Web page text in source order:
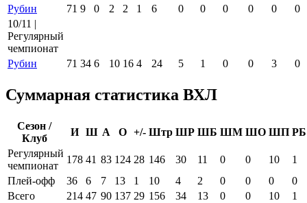
Рубин
71 9 0 2 2 1 6 0 0 0 0 0
0
10/11 |
Регулярный
чемпионат
Рубин
71 34 6 10 16 4 24 5 1 0 0 3 0
Суммарная статистика ВХЛ
Сезон /
Клуб
И Ш А О +/- Штр ШР ШБ ШМ ШО ШП РБ
Регулярный
чемпионат
178 41 83 124 28 146 30 11 0 0 10
1
Плей-офф
36 6 7 13 1 10 4 2 0 0 0
0
Всего
214 47 90 137 29 156 34 13 0 0 10
1